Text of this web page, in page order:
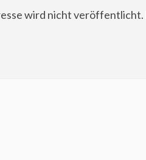
wird nicht veröffentlicht.